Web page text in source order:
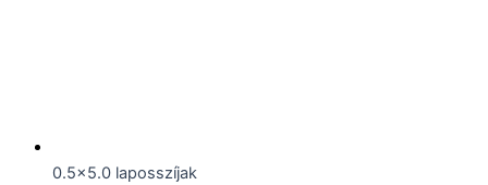
0.5x5.0 laposszíjak